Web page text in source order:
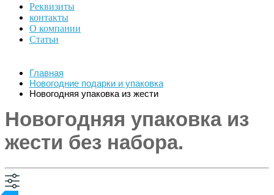
Реквизиты
контакты
О компании
Статьи
Главная
Новогодние подарки и упаковка
Новогодняя упаковка из жести
Новогодняя упаковка из
жести без набора.